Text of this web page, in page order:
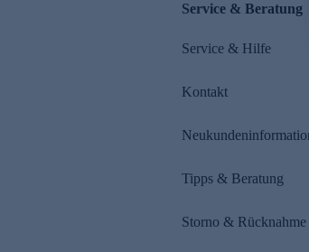
Service & Beratung
Service & Hilfe
Kontakt
Tipps & Beratung
Storno & Rücknahme